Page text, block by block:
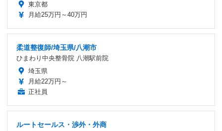
東京都
月給25万円～40万円
柔道整復師/埼玉県/八潮市
ひまわり中央整骨院 八潮駅前院
埼玉県
月給22万円～
正社員
ルートセールス・渉外・外商